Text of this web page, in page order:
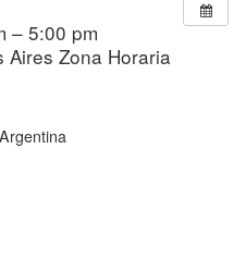
– 5:00 pm
Aires Zona Horaria